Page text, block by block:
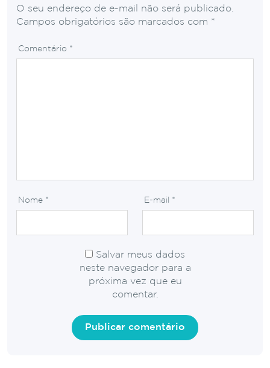
O seu endereço de e-mail não será publicado.
Campos obrigatórios são marcados com *
Comentário *
Nome * E-mail *
Salvar meus dados
neste navegador para a
próxima vez que eu
comentar.